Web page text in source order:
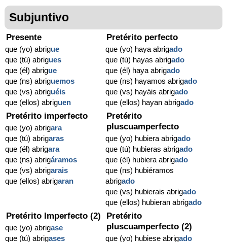
Subjuntivo
Presente
que (yo) abrigue
que (tú) abrigues
que (él) abrigue
que (ns) abriguemos
que (vs) abriguéis
que (ellos) abriguen
Pretérito perfecto
que (yo) haya abrigado
que (tú) hayas abrigado
que (él) haya abrigado
que (ns) hayamos abrigado
que (vs) hayáis abrigado
que (ellos) hayan abrigado
Pretérito imperfecto
que (yo) abrigara
que (tú) abrigaras
que (él) abrigara
que (ns) abrigáramos
que (vs) abrigarais
que (ellos) abrigaran
Pretérito
pluscuamperfecto
que (yo) hubiera abrigado
que (tú) hubieras abrigado
que (él) hubiera abrigado
que (ns) hubiéramos
abrigado
que (vs) hubierais abrigado
que (ellos) hubieran abrigado
Pretérito Imperfecto (2)
que (yo) abrigase
que (tú) abrigases
Pretérito
pluscuamperfecto (2)
que (yo) hubiese abrigado